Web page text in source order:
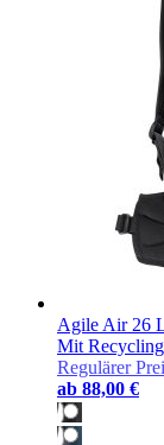
Agile Air 26
Mit
Regulärer
ab 88,00 €